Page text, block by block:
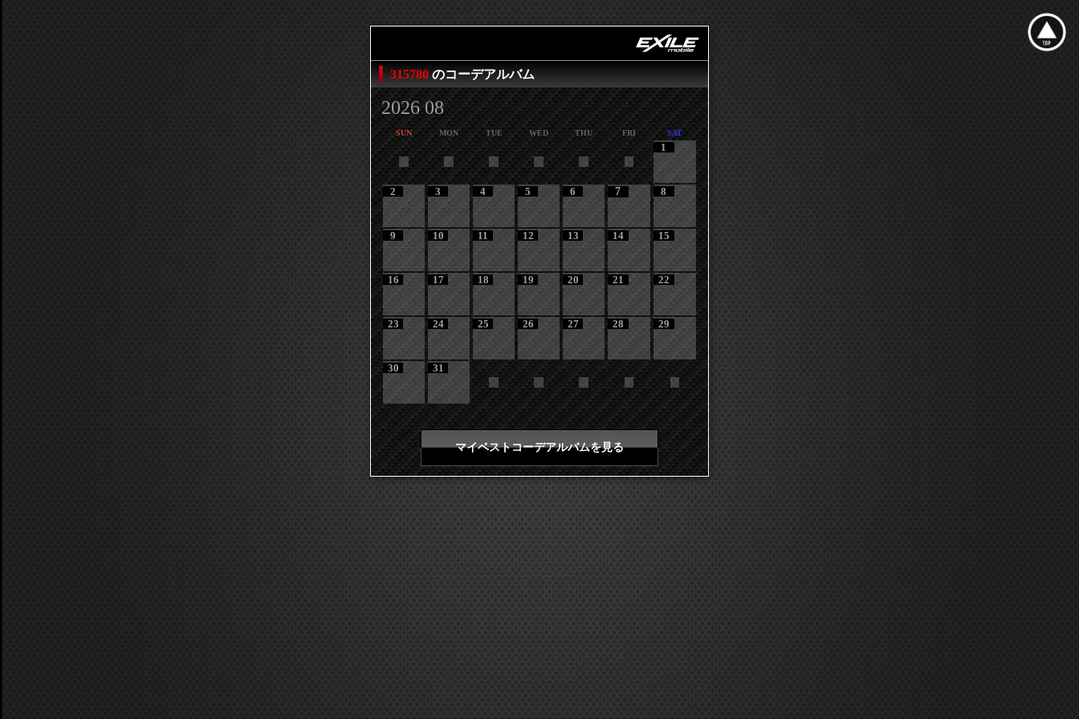
315780 のコーデアルバム
2026 08
SUN MON TUE WED THU FRI SAT
1
2 3 4 5 6 7 8
9 10 11 12 13 14 15
16 17 18 19 20 21 22
23 24 25 26 27 28 29
30 31
マイベストコーデアルバムを見る